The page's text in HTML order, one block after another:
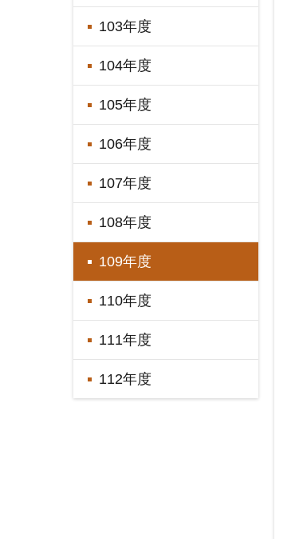
103年度
104年度
105年度
106年度
107年度
108年度
109年度
110年度
111年度
112年度